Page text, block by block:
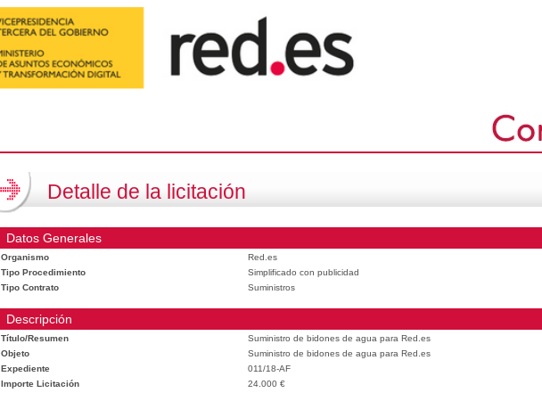
Detalle de la licitación
Datos Generales
Organismo
Red.es
Tipo Procedimiento
Simplificado con publicidad
Tipo Contrato
Suministros
Descripción
Título/Resumen
Suministro de bidones de agua para Red.es
Objeto
Suministro de bidones de agua para Red.es
Expediente
011/18-AF
Importe Licitación
24.000 €